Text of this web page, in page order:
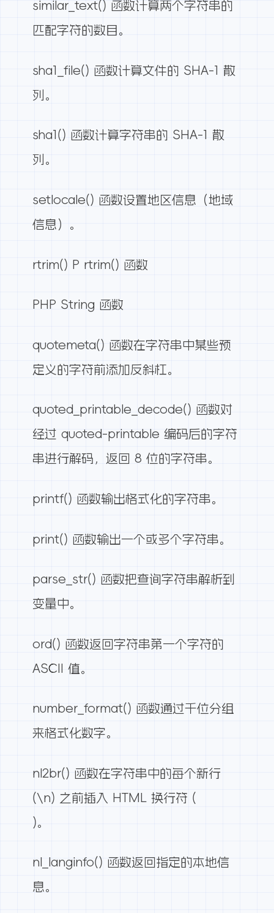
similar_text() 函数计算两个字符串的
匹配字符的数目。
sha1_file() 函数计算文件的 SHA-1 散
列。
sha1() 函数计算字符串的 SHA-1 散
列。
setlocale() 函数设置地区信息（地域
信息）。
rtrim() P rtrim() 函数
PHP String 函数
quotemeta() 函数在字符串中某些预
定义的字符前添加反斜杠。
quoted_printable_decode() 函数对
经过 quoted-printable 编码后的字符
串进行解码，返回 8 位的字符串。
printf() 函数输出格式化的字符串。
print() 函数输出一个或多个字符串。
parse_str() 函数把查询字符串解析到
变量中。
ord() 函数返回字符串第一个字符的
ASCII 值。
number_format() 函数通过千位分组
来格式化数字。
nl2br() 函数在字符串中的每个新行
(\n) 之前插入 HTML 换行符 (
)。
nl_langinfo() 函数返回指定的本地信
息。